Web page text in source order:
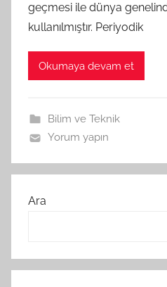
geçmesi ile dünya
kullanılmıştır. Periyodik
Okumaya devam et
Bilim ve Teknik
Yorum yapın
Ara